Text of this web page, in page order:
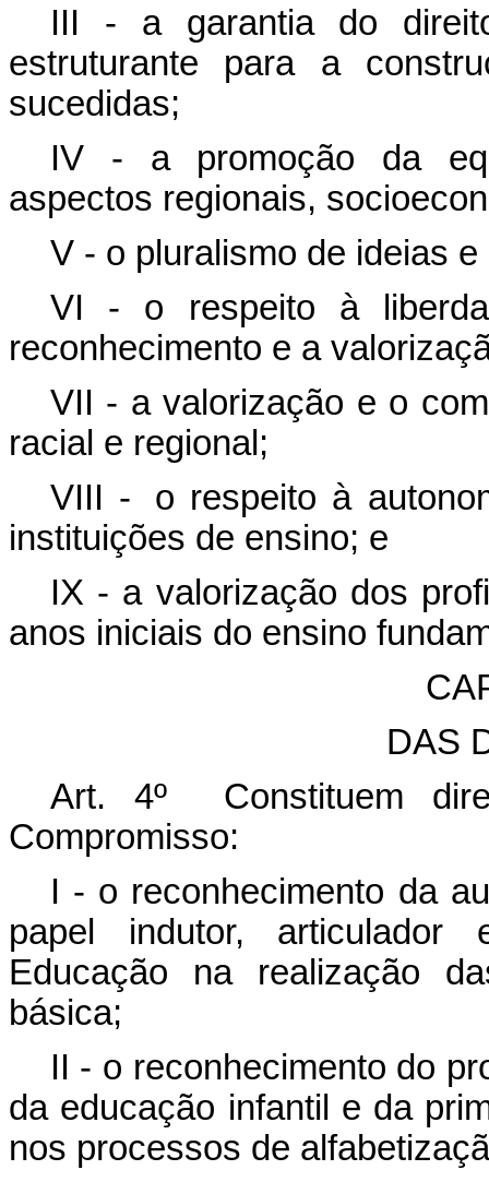
III - a garantia do
estruturante para a
sucedidas;
IV - a promoção da
aspectos regionais,
V - o pluralismo de ideias
VI - o respeito à
reconhecimento e a
VII - a valorização e o
racial e regional;
VIII - o respeito à
instituições de ensino; e
IX - a valorização dos
anos iniciais do ensino
DAS
Art. 4º Constituem
Compromisso:
I - o reconhecimento da
papel indutor,
Educação na realização
básica;
II - o reconhecimento do
da educação infantil e da
nos processos de